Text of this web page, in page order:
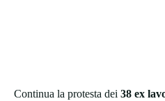
Continua la protesta dei 38 ex